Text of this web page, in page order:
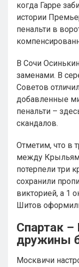
когда Гарре
истории
пенальти в
В Сочи
заменами. В
Советов
добавленные
пенальти –
скандалов.
Отметим, что в
между
потерпели три
сохранили
викторией, а 1
Шитов
Спартак
дружины
Москвичи